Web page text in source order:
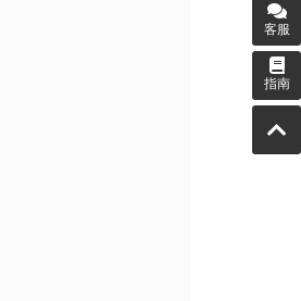
客服
指南